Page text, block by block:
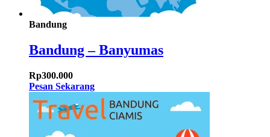
Bandung
Bandung – Banyumas
Rp300.000
Pesan Sekarang